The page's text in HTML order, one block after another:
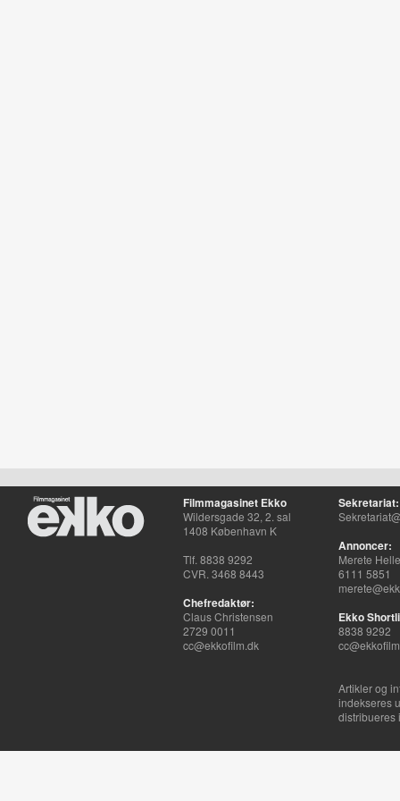
Filmmagasinet Ekko
Wildersgade 32, 2. sal
1408 København K
Tlf. 8838 9292
CVR. 3468 8443
Chefredaktør:
Claus Christensen
2729 0011
cc@ekkofilm.dk
Sekretariat:
Annoncer:
Merete
6111 5851
Ekko
8838 9292
Artikler og
indekseres
distribueres